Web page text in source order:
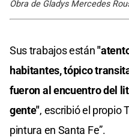
Obra de Gladys Mercedes
Sus trabajos están
habitantes, tópico
fueron al encuentro del
gente", escribió el propio
pintura en Santa Fe”.